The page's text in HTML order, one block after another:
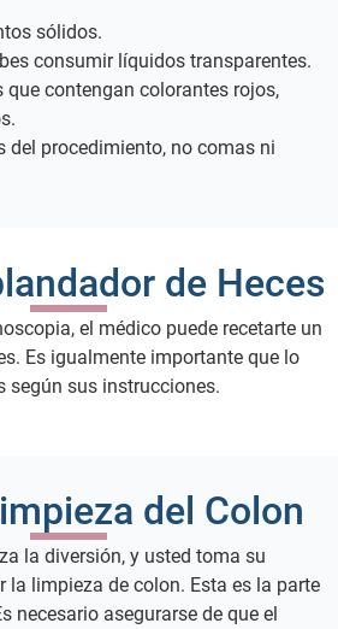
sólidos.
consumir líquidos transparentes.
que contengan colorantes rojos,
del procedimiento, no comas ni
de Heces
el médico puede recetarte un
Es igualmente importante que lo
según sus instrucciones.
del Colon
la diversión, y usted toma su
la limpieza de colon. Esta es la parte
necesario asegurarse de que el